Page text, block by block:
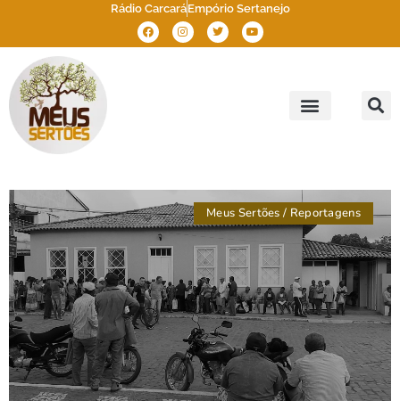
Rádio CarcaráEmpório Sertanejo
Meus Sertões / Reportagens